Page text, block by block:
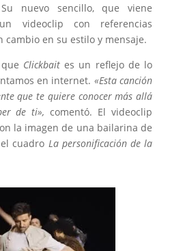
nuevo sencillo, que viene
videoclip con referencias
cambio en su estilo y mensaje.
Clickbaites un reflejo de lo
en internet. «Esta canción
que te quiere conocer más allá
de ti», comentó. El videoclip
la imagen de una bailarina de
cuadro La personificación de la